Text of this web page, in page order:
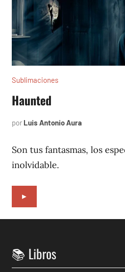
Sublimaciones
Haunted
por Luis Antonio Aura
2022
Son tus fantasmas, los
inolvidable.
►